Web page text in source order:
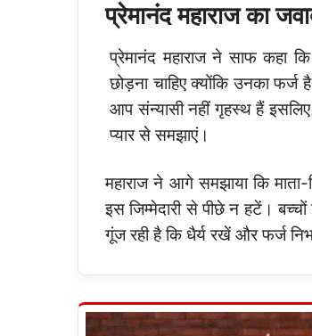
प्रेमानंद महाराज का
प्रेमानंद महाराज ने साफ कहा
छोड़ना चाहिए क्योंकि उनका फर्ज
आप संन्यासी नहीं गृहस्थ हैं इसलिए
प्यार से समझाएं।
महाराज ने आगे समझाया कि
इस जिम्मेदारी से पीछे न हटें।
गूंज रही है कि धैर्य रखें और फर्ज
IOCL